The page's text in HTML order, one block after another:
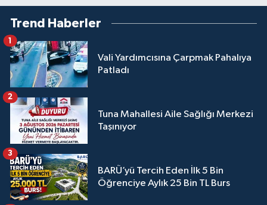
Trend Haberler
Vali Yardımcısına Çarpmak Pahalıya
Patladı
1
Tuna Mahallesi Aile Sağlığı Merkezi
Taşınıyor
2
BARÜ’yü Tercih Eden İlk 5 Bin
Öğrenciye Aylık 25 Bin TL Burs
3